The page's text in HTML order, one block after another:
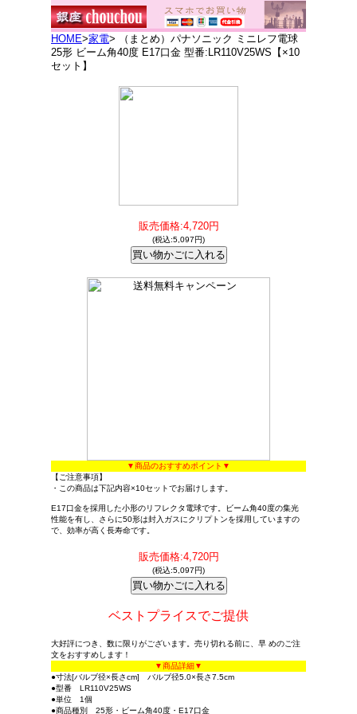
HOME>家電> （まとめ）パナソニック ミニレフ電球
25形 ビーム角40度 E17口金 型番:LR110V25WS【×10
セット】
販売価格:4,720円
(税込:5,097円)
▼商品のおすすめポイント▼
【ご注意事項】
・この商品は下記内容×10セットでお届けします。
E17口金を採用した小形のリフレクタ電球です。ビーム角40度の集光
性能を有し、さらに50形は封入ガスにクリプトンを採用していますの
で、効率が高く長寿命です。
販売価格:4,720円
(税込:5,097円)
ベストプライスでご提供
大好評につき、数に限りがございます。売り切れる前に、早 めのご注
文をおすすめします！
▼商品詳細▼
●寸法[バルブ径×長さcm] バルブ径5.0×長さ7.5cm
●型番 LR110V25WS
●単位 1個
●商品種別 25形・ビーム角40度・E17口金